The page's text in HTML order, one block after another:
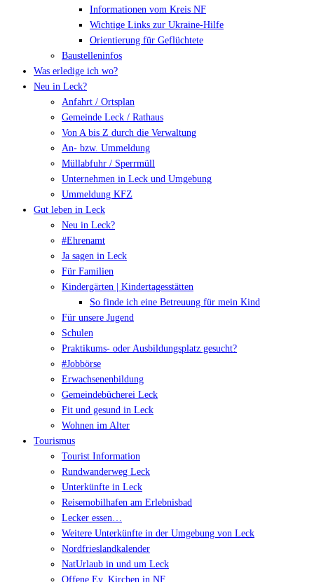
Informationen vom Kreis NF
Wichtige Links zur Ukraine-Hilfe
Orientierung für Geflüchtete
Baustelleninfos
Was erledige ich wo?
Neu in Leck?
Anfahrt / Ortsplan
Gemeinde Leck / Rathaus
Von A bis Z durch die Verwaltung
An- bzw. Ummeldung
Müllabfuhr / Sperrmüll
Unternehmen in Leck und Umgebung
Ummeldung KFZ
Gut leben in Leck
Neu in Leck?
#Ehrenamt
Ja sagen in Leck
Für Familien
Kindergärten | Kindertagesstätten
So finde ich eine Betreuung für mein Kind
Für unsere Jugend
Schulen
Praktikums- oder Ausbildungsplatz gesucht?
#Jobbörse
Erwachsenenbildung
Gemeindebücherei Leck
Fit und gesund in Leck
Wohnen im Alter
Tourismus
Tourist Information
Rundwanderweg Leck
Unterkünfte in Leck
Reisemobilhafen am Erlebnisbad
Lecker essen…
Weitere Unterkünfte in der Umgebung von Leck
Nordfrieslandkalender
NatUrlaub in und um Leck
Offene Ev. Kirchen in NF